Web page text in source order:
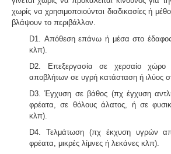
οργάνωσης του δικτύου συλλογής
Υπολογισμός χημικά
υγρά απόβλητα από την
ελέγχονται ως προς τις
μέσα από ειδική μελέτη
πριν την σύνδεση με το κεντρικό
η
Χ
ρ
χωρίς να χρησιμοποιούνται διαδικασίες ή
βλάψουν το περιβάλλον.
D1. Απόθεση επάνω ή μέσα στο έδαφος
κλπ).
D2. Επεξεργασία σε χερσαίο χώρο
αποβλήτων σε υγρή κατάσταση ή ιλύος
D3. Έγχυση σε βάθος (πχ έγχυση
φρέατα, σε θόλους άλατος, ή σε
κλπ).
D4. Τελμάτωση (πχ έκχυση υγρών
φρέατα, μικρές λίμνες ή λεκάνες κλπ).